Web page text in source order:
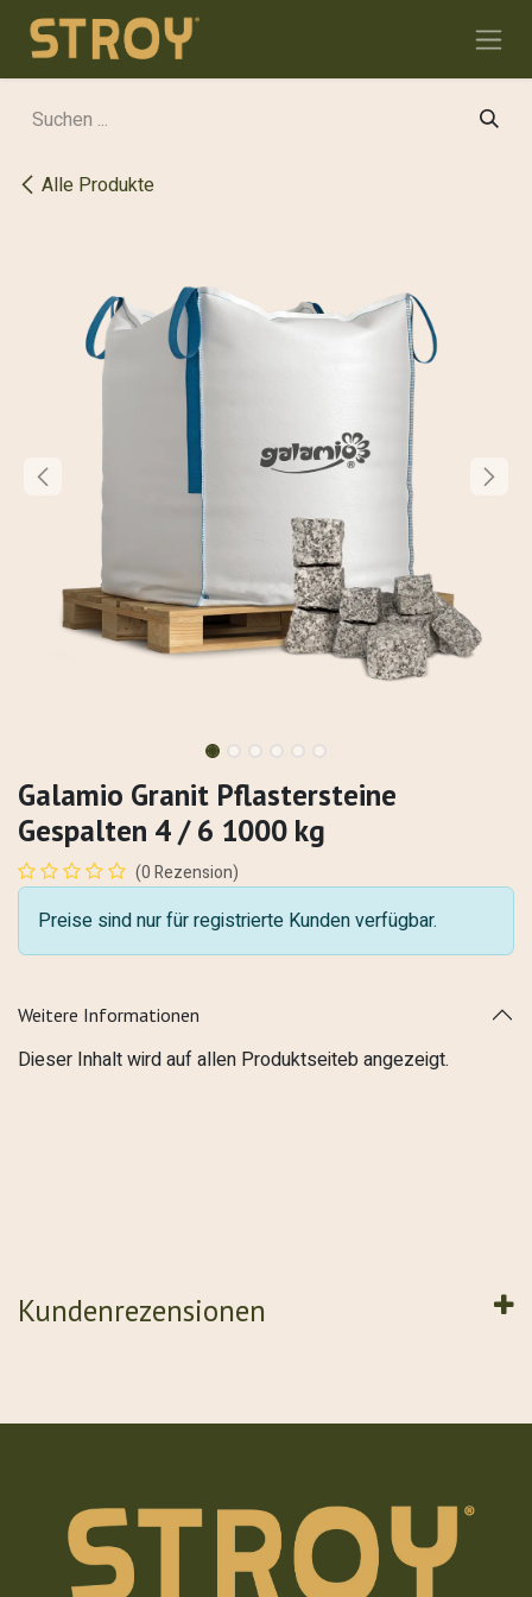
Zum Inhalt springen
Alle Produkte
Galamio Granit Pflastersteine
Gespalten 4 / 6 1000 kg
(0 Rezension)
Preise sind nur für registrierte Kunden verfügbar.
Weitere Informationen
Dieser Inhalt wird auf allen Produktseiteb angezeigt.
Kundenrezensionen